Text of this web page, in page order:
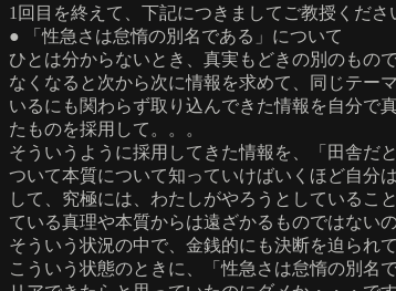
1回目を終えて、下記につきましてご教授くださ
● 「性急さは怠惰の別名である」について
ひとは分からないとき、真実もどきの別のもの
なくなると次から次に情報を求めて、同じテー
いるにも関わらず取り込んできた情報を自分で
たものを採用して。。。
そういうように採用してきた情報を、「田舎だ
ついて本質について知っていけばいくほど自分
して、究極には、わたしがやろうとしているこ
ている真理や本質からは遠ざかるものではない
そういう状況の中で、金銭的にも決断を迫られ
こういう状態のときに、「性急さは怠惰の別名